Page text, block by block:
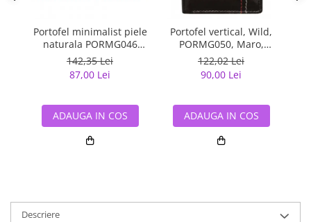
Portofel minimalist piele
naturala PORMG046
Maron, cu portcard
detasabil
142,35 Lei
87,00 Lei
ADAUGA IN COS
Portofel vertical, Wild,
PORMG050, Maro,
minimalist, din piele
naturala
122,02 Lei
90,00 Lei
ADAUGA IN COS
Descriere